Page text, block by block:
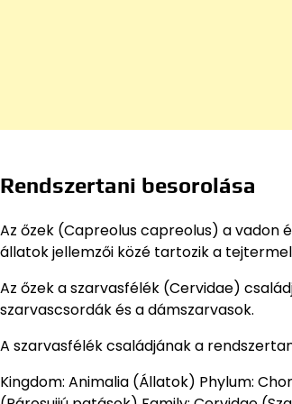
Rendszertani besorolása
Az őzek (Capreolus capreolus) a
állatok jellemzői közé tartozik a
Az őzek a szarvasfélék (Cervidae)
szarvascsordák és a dámszarvasok.
A szarvasfélék családjának a
Kingdom: Animalia (Állatok) Phylum: